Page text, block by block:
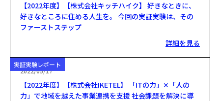
【2022年度】【株式会社キッチハイク】 好きなときに、
好きなところに住める人生を。 今回の実証実験は、その
ファーストステップ
詳細を見る
実証実験レポート
2022/05/17
【2022年度】【株式会社IKETEL】 「ITの力」✕「人の
力」で地域を越えた事業連携を支援 社会課題を解決に導